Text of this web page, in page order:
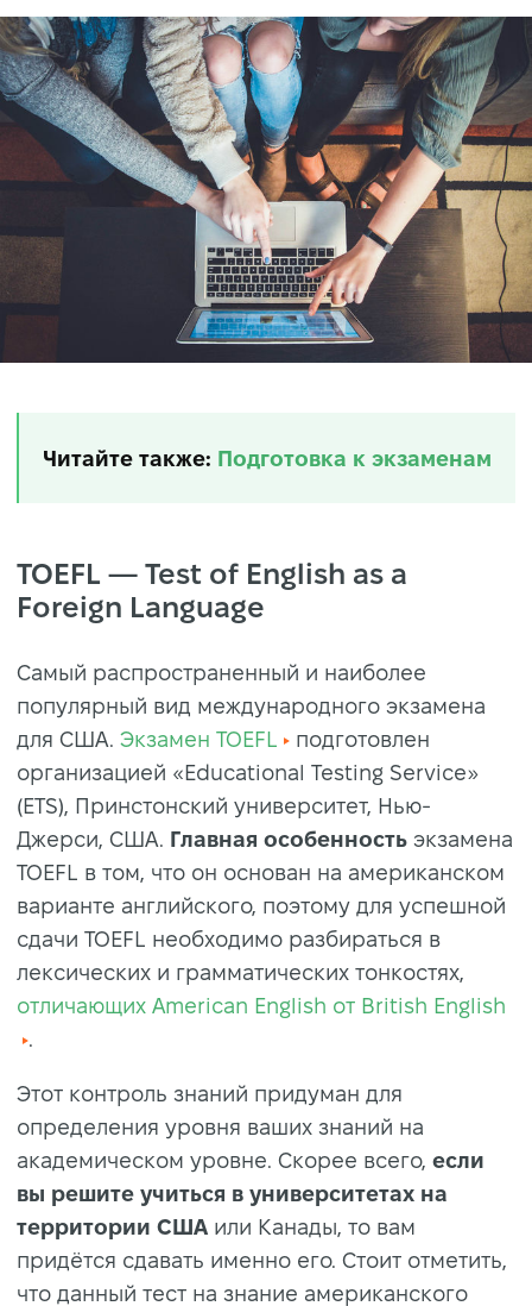
Читайте также: Подготовка к экзаменам
TOEFL — Test of English as a
Foreign Language
Самый распространенный и наиболее
популярный вид международного экзамена
для США. Экзамен TOEFL
подготовлен
организацией «Educational Testing Service»
(ETS), Принстонский университет, Нью-
Джерси, США. Главная особенность экзамена
TOEFL в том, что он основан на американском
варианте английского, поэтому для успешной
сдачи TOEFL необходимо разбираться в
лексических и грамматических тонкостях,
отличающих American English от British English
.
Этот контроль знаний придуман для
определения уровня ваших знаний на
академическом уровне. Скорее всего, если
вы решите учиться в университетах на
территории США или Канады, то вам
придётся сдавать именно его. Стоит отметить,
что данный тест на знание американского